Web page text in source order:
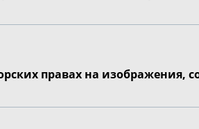
правах на изображения,